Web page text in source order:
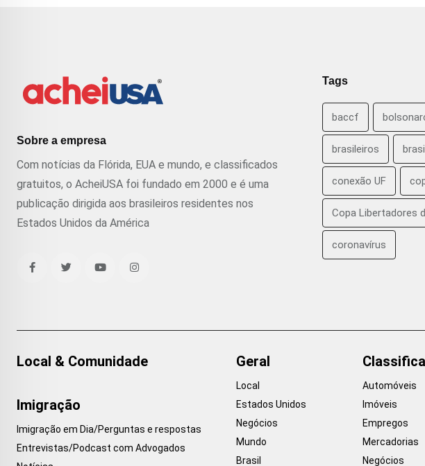
Sobre a empresa
Com notícias da Flórida, EUA e mundo, e classificados
gratuitos, o AcheiUSA foi fundado em 2000 e é uma
publicação dirigida aos brasileiros residentes nos
Estados Unidos da América
Tags
baccf
brasileiros
conexão UF
Copa Libertadores
coronavírus
Local & Comunidade
Imigração
Imigração em Dia/Perguntas e respostas
Entrevistas/Podcast com Advogados
Geral
Local
Estados Unidos
Negócios
Mundo
Brasil
Automóveis
Imóveis
Empregos
Mercadorias
Negócios